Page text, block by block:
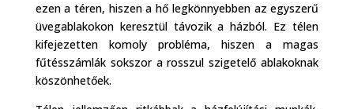
ezen a téren, hiszen a hő legkönnyebben az egyszerű
üvegablakokon keresztül távozik a házból. Ez télen
kifejezetten komoly probléma, hiszen a magas
fűtésszámlák sokszor a rosszul szigetelő ablakoknak
köszönhetőek.